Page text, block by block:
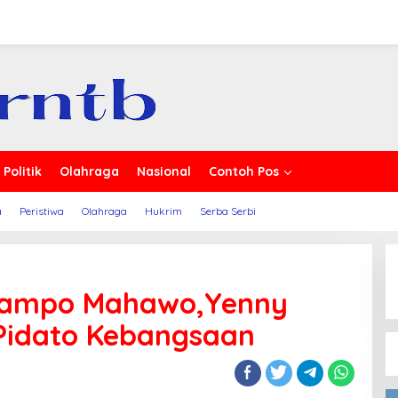
Politik Olahraga Nasional Contoh Pos
Peristiwa Olahraga Hukrim Serba Serbi
Mahawo,Yenny
Kebangsaan